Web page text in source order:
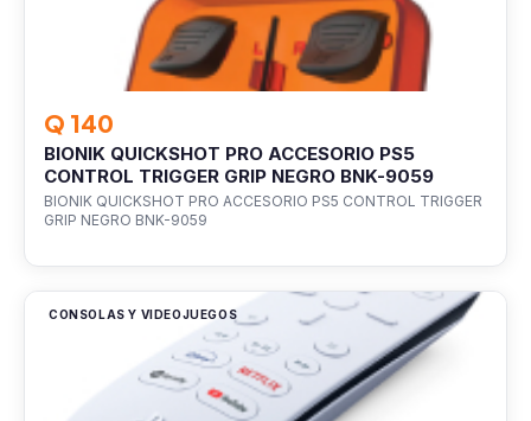
Q 140
BIONIK QUICKSHOT PRO ACCESORIO PS5
CONTROL TRIGGER GRIP NEGRO BNK-9059
BIONIK QUICKSHOT PRO ACCESORIO PS5 CONTROL TRIGGER
GRIP NEGRO BNK-9059
CONSOLAS Y VIDEOJUEGOS